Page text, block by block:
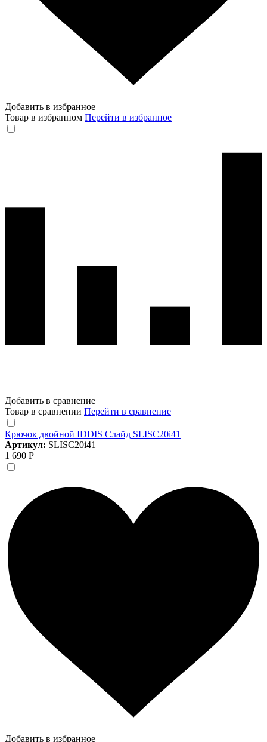
Добавить в избранное
Товар в избранном Перейти в избранное
Добавить в сравнение
Товар в сравнении Перейти в сравнение
Крючок двойной IDDIS Слайд SLISC20i41
Артикул: SLISC20i41
1 690 Р
Добавить в избранное